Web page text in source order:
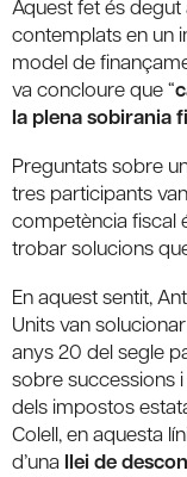
Aquest fet és
contemplats en un
model de
va concloure que “
la plena sobirania
Preguntats sobre
tres participants
competència fiscal
trobar solucions
En aquest sentit,
Units van
anys 20 del segle
sobre successions
dels impostos
Colell, en aquesta
d’una llei de